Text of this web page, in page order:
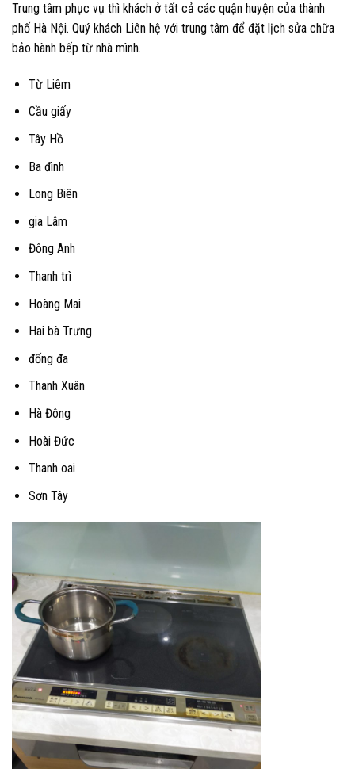
Trung tâm phục vụ thì khách ở tất cả các quận huyện của thành
phố Hà Nội. Quý khách Liên hệ với trung tâm để đặt lịch sửa chữa
bảo hành bếp từ nhà mình.
Từ Liêm
Cầu giấy
Tây Hồ
Ba đình
Long Biên
gia Lâm
Đông Anh
Thanh trì
Hoàng Mai
Hai bà Trưng
đống đa
Thanh Xuân
Hà Đông
Hoài Đức
Thanh oai
Sơn Tây